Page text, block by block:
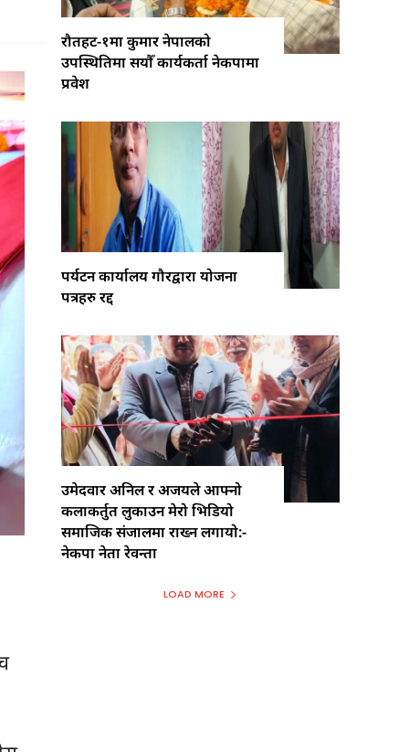
रौतहट-१मा कुमार नेपालको
उपस्थितिमा सयौँ कार्यकर्ता नेकपामा
प्रवेश
पर्यटन कार्यालय गौरद्वारा योजना
पत्रहरु रद्द
उमेदवार अनिल र अजयले आफ्नो
कलाकर्तुत लुकाउन मेरो भिडियो
समाजिक संजालमा राख्न लगायो:-
नेकपा नेता रेवन्ता
LOAD MORE